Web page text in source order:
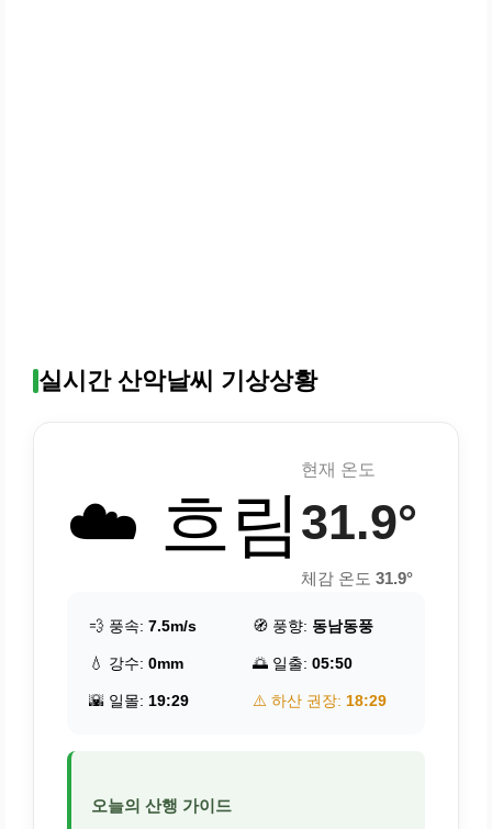
실시간 산악날씨 기상상황
☁️ 흐림
현재 온도
31.9°
체감 온도 31.9°
💨 풍속: 7.5m/s 🧭 풍향: 동남동풍
💧 강수: 0mm 🌅 일출: 05:50
🌇 일몰: 19:29 ⚠️ 하산 권장: 18:29
오늘의 산행 가이드